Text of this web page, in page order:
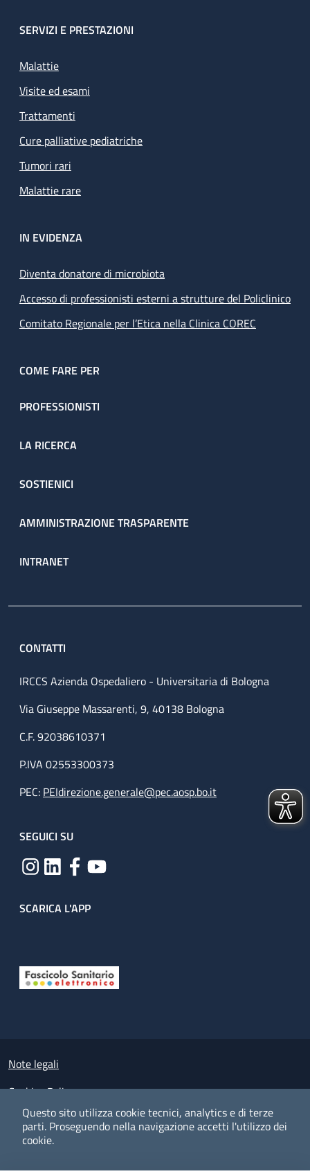
Questo sito utilizza cookie tecnici, analytics e di terze
parti. Proseguendo nella navigazione accetti l'utilizzo dei
cookie.
SERVIZI E PRESTAZIONI
Malattie
Visite ed esami
Trattamenti
Cure palliative pediatriche
Tumori rari
Malattie rare
IN EVIDENZA
Diventa donatore di microbiota
Accesso di professionisti esterni a strutture del Policlinico
Comitato Regionale per l’Etica nella Clinica COREC
COME FARE PER
PROFESSIONISTI
LA RICERCA
SOSTIENICI
AMMINISTRAZIONE TRASPARENTE
INTRANET
CONTATTI
IRCCS Azienda Ospedaliero - Universitaria di Bologna
Via Giuseppe Massarenti, 9, 40138 Bologna
C.F. 92038610371
P.IVA 02553300373
PEC: PEIdirezione.generale@pec.aosp.bo.it
SEGUICI SU
SCARICA L'APP
Small prints
Note legali
Cookies Policy
Policy privacy e protezione del dato personale
Albo pretorio on-line